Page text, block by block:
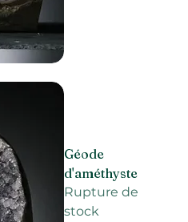
Géode
d'améthyste
Rupture de
stock